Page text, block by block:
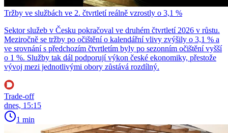
Tržby ve službách ve 2. čtvrtletí reálně vzrostly o 3,1 %
Sektor služeb v Česku pokračoval ve druhém čtvrtletí 2026 v růstu.
Meziročně se tržby po očištění o kalendářní vlivy zvýšily o 3,1 % a
ve srovnání s předchozím čtvrtletím byly po sezonním očištění vyšší
o 1 %. Služby tak dál podporují výkon české ekonomiky, přestože
vývoj mezi jednotlivými obory zůstává rozdílný.
Trade-off
dnes, 15:15
1 min